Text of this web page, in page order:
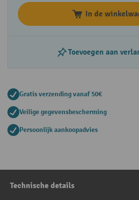
In de
Toevoegen aan
Gratis verzending vanaf 50€
Veilige gegevensbescherming
Persoonlijk aankoopadvies
Technische details